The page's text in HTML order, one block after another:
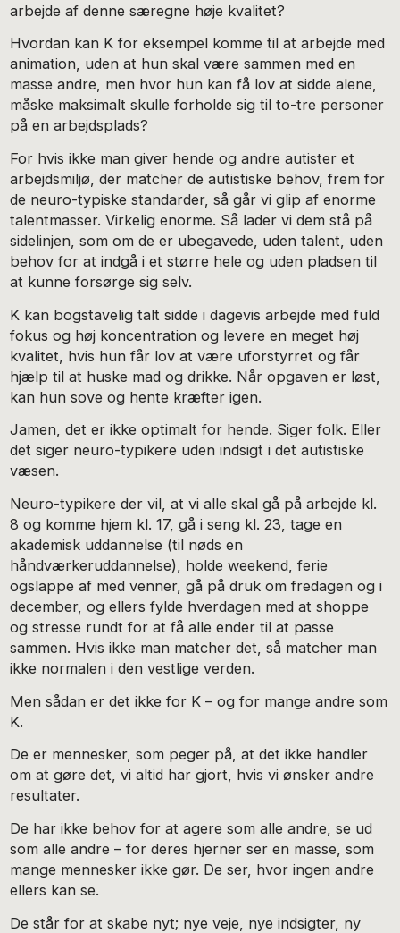
arbejde af denne særegne høje kvalitet?
Hvordan kan K for eksempel komme til at arbejde med
animation, uden at hun skal være sammen med en
masse andre, men hvor hun kan få lov at sidde alene,
måske maksimalt skulle forholde sig til to-tre personer
på en arbejdsplads?
For hvis ikke man giver hende og andre autister et
arbejdsmiljø, der matcher de autistiske behov, frem for
de neuro-typiske standarder, så går vi glip af enorme
talentmasser. Virkelig enorme. Så lader vi dem stå på
sidelinjen, som om de er ubegavede, uden talent, uden
behov for at indgå i et større hele og uden pladsen til
at kunne forsørge sig selv.
K kan bogstavelig talt sidde i dagevis arbejde med fuld
fokus og høj koncentration og levere en meget høj
kvalitet, hvis hun får lov at være uforstyrret og får
hjælp til at huske mad og drikke. Når opgaven er løst,
kan hun sove og hente kræfter igen.
Jamen, det er ikke optimalt for hende. Siger folk. Eller
det siger neuro-typikere uden indsigt i det autistiske
væsen.
Neuro-typikere der vil, at vi alle skal gå på arbejde kl.
8 og komme hjem kl. 17, gå i seng kl. 23, tage en
akademisk uddannelse (til nøds en
håndværkeruddannelse), holde weekend, ferie
ogslappe af med venner, gå på druk om fredagen og i
december, og ellers fylde hverdagen med at shoppe
og stresse rundt for at få alle ender til at passe
sammen. Hvis ikke man matcher det, så matcher man
ikke normalen i den vestlige verden.
Men sådan er det ikke for K – og for mange andre som
K.
De er mennesker, som peger på, at det ikke handler
om at gøre det, vi altid har gjort, hvis vi ønsker andre
resultater.
De har ikke behov for at agere som alle andre, se ud
som alle andre – for deres hjerner ser en masse, som
mange mennesker ikke gør. De ser, hvor ingen andre
ellers kan se.
De står for at skabe nyt; nye veje, nye indsigter, ny